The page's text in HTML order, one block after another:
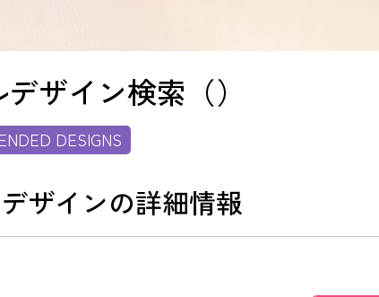
カラー
語
ザイン検索（）
DESIGNS
ザインの詳細情報